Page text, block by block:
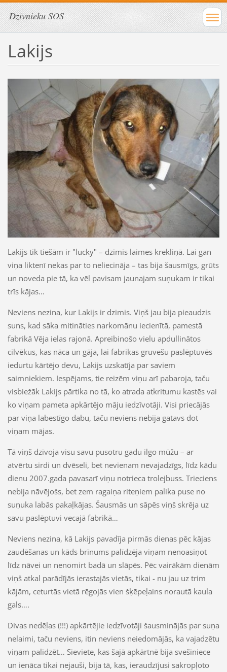
Dzīvnieku SOS
Lakijs
Lakijs tik tiešām ir "lucky" – dzimis laimes krekliņā. Lai gan
viņa liktenī nekas par to neliecināja – tas bija šausmīgs, grūts
un noveda pie tā, ka vēl pavisam jaunajam suņukam ir tikai
trīs kājas…
Neviens nezina, kur Lakijs ir dzimis. Viņš jau bija pieaudzis
suns, kad sāka mitināties narkomānu iecienītā, pamestā
fabrikā Vēja ielas rajonā. Apreibinošo vielu apdullinātos
cilvēkus, kas nāca un gāja, lai fabrikas gruvešu paslēptuvēs
iedurtu kārtējo devu, Lakijs uzskatīja par saviem
saimniekiem. Iespējams, tie reizēm viņu arī pabaroja, taču
visbiežāk Lakijs pārtika no tā, ko atrada atkritumu kastēs vai
ko viņam pameta apkārtējo māju iedzīvotāji. Visi priecājās
par viņa labestīgo dabu, taču neviens nebija gatavs dot
viņam mājas.
Tā viņš dzīvoja visu savu pusotru gadu ilgo mūžu – ar
atvērtu sirdi un dvēseli, bet nevienam nevajadzīgs, līdz kādu
dienu 2007.gada pavasarī viņu notrieca trolejbuss. Trieciens
nebija nāvējošs, bet zem ragaiņa riteņiem palika puse no
suņuka labās pakaļkājas. Šausmās un sāpēs viņš skrēja uz
savu paslēptuvi vecajā fabrikā…
Neviens nezina, kā Lakijs pavadīja pirmās dienas pēc kājas
zaudēšanas un kāds brīnums palīdzēja viņam nenoasiņot
līdz nāvei un nenomirt badā un slāpēs. Pēc vairākām dienām
viņš atkal parādījās ierastajās vietās, tikai - nu jau uz trim
kājām, ceturtās vietā rēgojās vien šķēpeļains norautā kaula
gals….
Divas nedēļas (!!!) apkārtējie iedzīvotāji šausminājās par suņa
nelaimi, taču neviens, itin neviens neiedomājās, ka vajadzētu
viņam palīdzēt… Sieviete, kas šajā apkārtnē bija svešiniece
un ienāca tikai nejauši, bija tā, kas, ieraudzījusi sakropļoto